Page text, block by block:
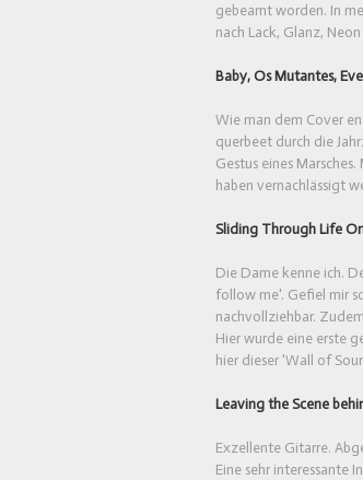
gebeamt worden. In
nach Lack, Glanz,
Baby, Os Mutantes,
Wie man dem Cover
querbeet durch die
Gestus eines
haben vernachlässigt
Sliding Through Life
Die Dame kenne ich.
follow me'. Gefiel mir
nachvollziehbar.
Hier wurde eine erste
hier dieser 'Wall of
Leaving the Scene
Exzellente Gitarre.
Eine sehr interessante